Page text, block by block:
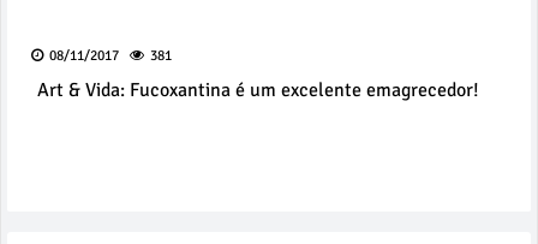
08/11/2017 381
Art & Vida: Fucoxantina é um excelente emagrecedor!